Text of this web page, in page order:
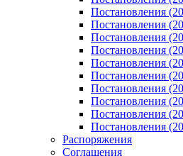
Постановления
Постановления
Постановления
Постановления
Постановления
Постановления
Постановления
Постановления
Постановления
Постановления
Распоряжения
Соглашения